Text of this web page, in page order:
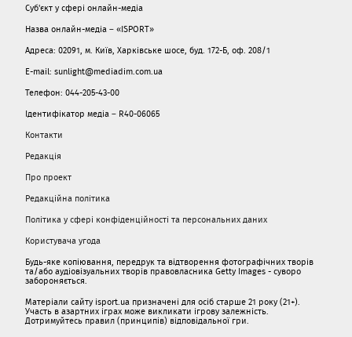
Суб'єкт у сфері онлайн-медіа
Назва онлайн-медіа – «ISPORT»
Адреса: 02091, м. Київ, Харківське шосе, буд. 172-Б, оф. 208/1
E-mail: sunlight@mediadim.com.ua
Телефон: 044-205-43-00
Ідентифікатор медіа – R40-06065
Контакти
Редакція
Про проект
Редакційна політика
Політика у сфері конфіденційності та персональних даних
Користувача угода
Будь-яке копіювання, передрук та відтворення фотографічних творів
та/або аудіовізуальних творів правовласника Getty Images - суворо
забороняється.
Матеріали сайту isport.ua призначені для осіб старше 21 року (21+).
Участь в азартних іграх може викликати ігрову залежність.
Дотримуйтесь правил (принципів) відповідальної гри.